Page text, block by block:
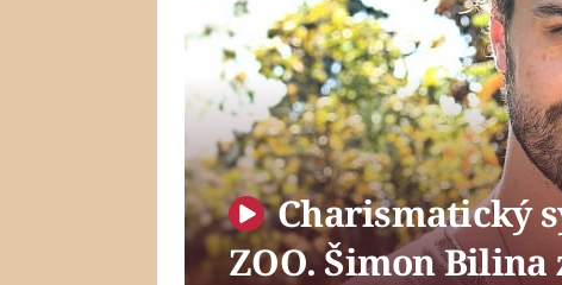
Charismatický
ZOO. Šimon